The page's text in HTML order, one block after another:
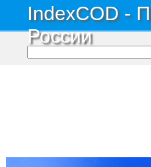
IndexCOD -
России